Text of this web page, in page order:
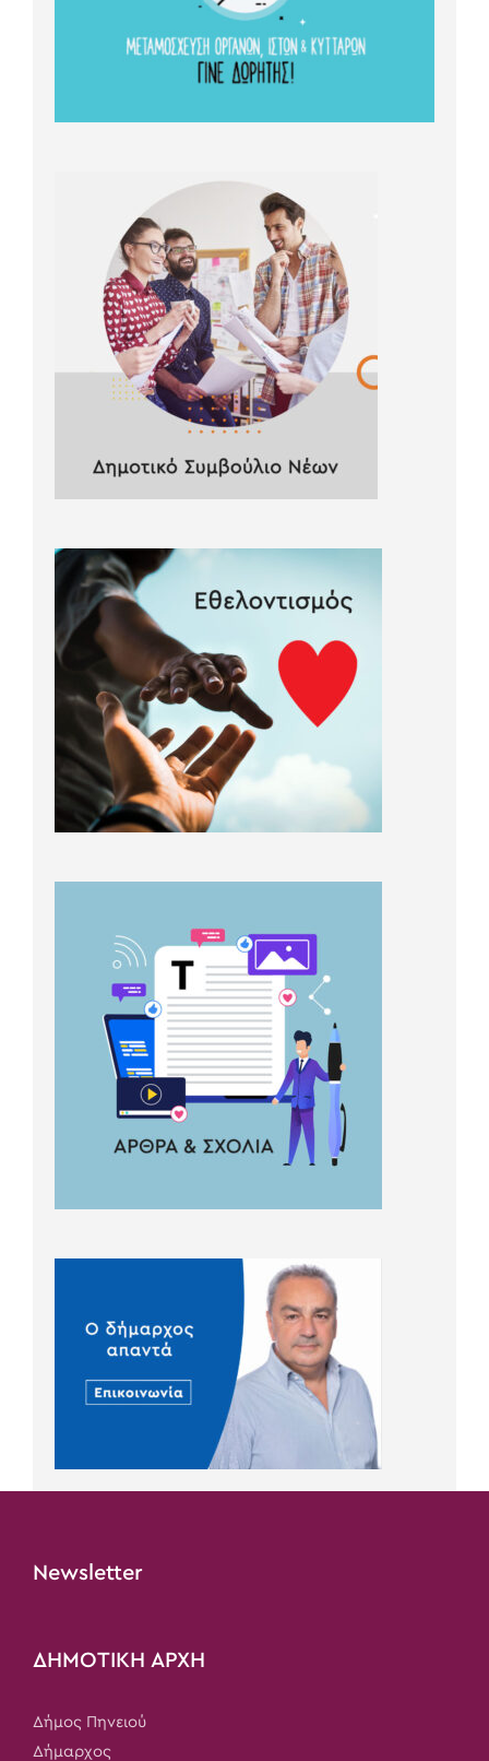
Newsletter
ΔΗΜΟΤΙΚΗ ΑΡΧΗ
Δήμος Πηνειού
Δήμαρχος